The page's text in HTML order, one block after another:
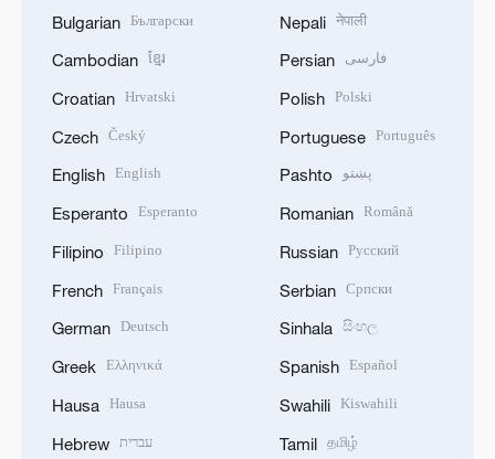
Bulgarian Български
Cambodian ខ្មែរ
Croatian Hrvatski
Czech Český
English English
Esperanto Esperanto
Filipino Filipino
French Français
German Deutsch
Greek Ελληνικά
Hausa Hausa
Hebrew עברית
Nepali नेपाली
Persian فارسی
Polish Polski
Portuguese Português
Pashto پښتو
Romanian Română
Russian Русский
Serbian Српски
Sinhala සිංහල
Spanish Español
Swahili Kiswahili
Tamil தமிழ்